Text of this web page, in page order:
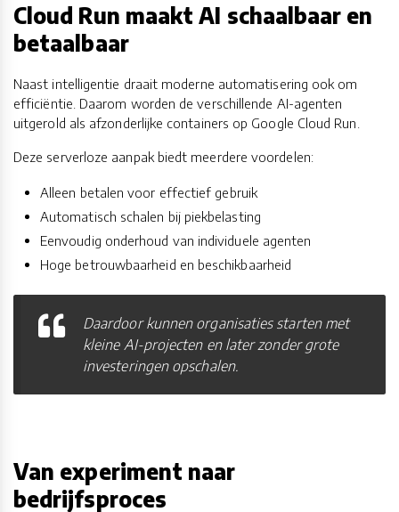
Cloud Run maakt AI schaalbaar en
betaalbaar
Naast intelligentie draait moderne automatisering ook om
efficiëntie. Daarom worden de verschillende AI-agenten
uitgerold als afzonderlijke containers op Google Cloud Run.
Deze serverloze aanpak biedt meerdere voordelen:
Alleen betalen voor effectief gebruik
Automatisch schalen bij piekbelasting
Eenvoudig onderhoud van individuele agenten
Hoge betrouwbaarheid en beschikbaarheid
Daardoor kunnen organisaties starten met
kleine AI-projecten en later zonder grote
investeringen opschalen.
Van experiment naar
bedrijfsproces